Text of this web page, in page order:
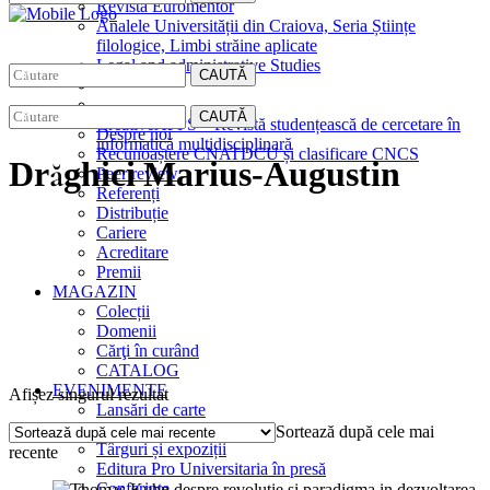
Revista Euromentor
Analele Universității din Craiova, Seria Științe
filologice, Limbi străine aplicate
Legal and administrative Studies
CreativeAPPS – Revistă studențească de cercetare în
informatică multidisciplinară
CAUTĂ
EDITURA
Despre noi
Recunoaștere CNATDCU și clasificare CNCS
Peer review
Referenți
Distribuție
Cariere
Acreditare
Premii
MAGAZIN
Colecții
Domenii
Cărţi în curând
CATALOG
EVENIMENTE
Lansări de carte
Interviuri
Târguri și expoziții
Editura Pro Universitaria în presă
CAUTĂ
Drăghici Marius-Augustin
Afișez singurul rezultat
Sortează după cele mai
recente